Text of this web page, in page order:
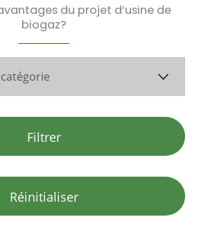
du projet d’usine de
biogaz?